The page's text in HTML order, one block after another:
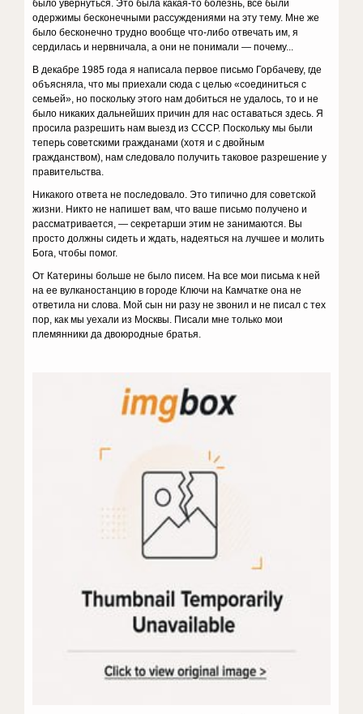
было увернуться. Это была какая-то болезнь, все были
одержимы бесконечными рассуждениями на эту тему. Мне же
было бесконечно трудно вообще что-либо отвечать им, я
сердилась и нервничала, а они не понимали — почему...
В декабре 1985 года я написала первое письмо Горбачеву, где
объясняла, что мы приехали сюда с целью «соединиться с
семьей», но поскольку этого нам добиться не удалось, то и не
было никаких дальнейших причин для нас оставаться здесь. Я
просила разрешить нам выезд из СССР. Поскольку мы были
теперь советскими гражданами (хотя и с двойным
гражданством), нам следовало получить таковое разрешение у
правительства.
Никакого ответа не последовало. Это типично для советской
жизни. Никто не напишет вам, что ваше письмо получено и
рассматривается, — секретарши этим не занимаются. Вы
просто должны сидеть и ждать, надеяться на лучшее и молить
Бога, чтобы помог.
От Катерины больше не было писем. На все мои письма к ней
на ее вулканостанцию в городе Ключи на Камчатке она не
ответила ни слова. Мой сын ни разу не звонил и не писал с тех
пор, как мы уехали из Москвы. Писали мне только мои
племянники да двоюродные братья.